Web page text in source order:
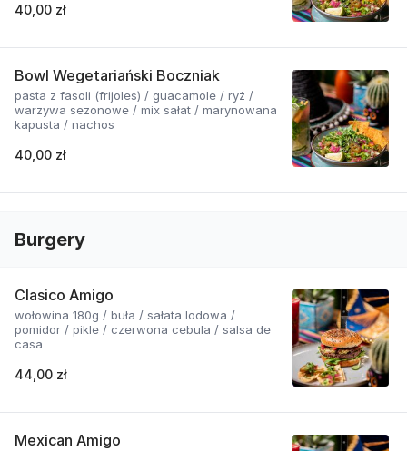
40,00 zł
Bowl Wegetariański Boczniak
pasta z fasoli (frijoles) / guacamole / ryż /
warzywa sezonowe / mix sałat / marynowana
kapusta / nachos
40,00 zł
Burgery
Clasico Amigo
wołowina 180g / buła / sałata lodowa /
pomidor / pikle / czerwona cebula / salsa de
casa
44,00 zł
Mexican Amigo